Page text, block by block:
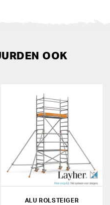
OOK
ALU ROLSTEIGER